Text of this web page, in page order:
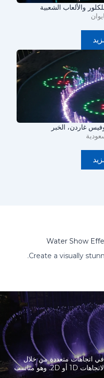
والألعاب الشعبية
غاردن، الخبر
Water Show
Create a visually
متعددة من خلال
ترتيب وبرمجة أجهزة القيادة متعددة الاتجاهات 1D أو 2D. وهو مناسب